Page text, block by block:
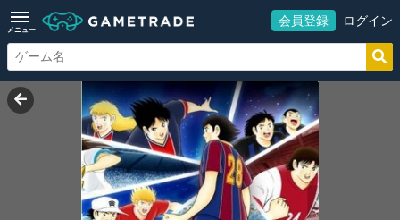
メニュー
会員登録 ログイン